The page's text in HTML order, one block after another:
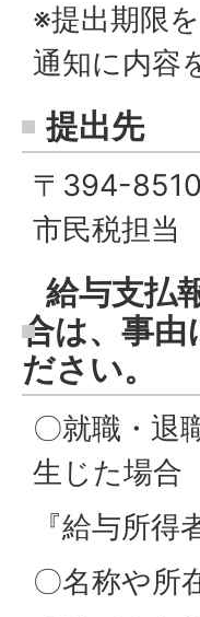
※提出期限
通知に内容
提出先
〒394-
市民税担当
給与支払
合は、事由
ださい。
〇就職・退
生じた場合
『給与所
〇名称や所